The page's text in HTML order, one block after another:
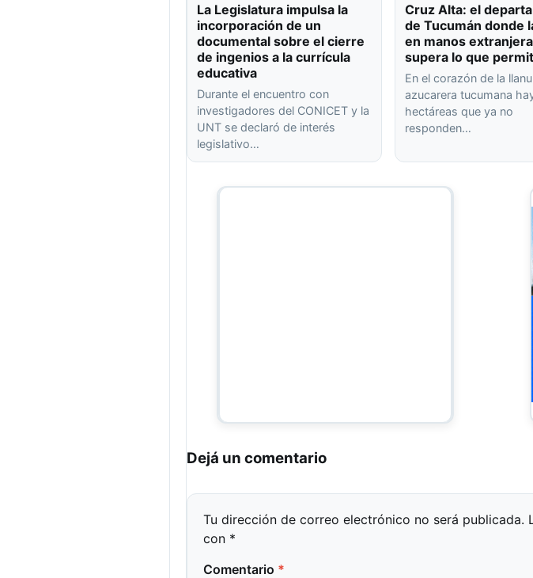
La Legislatura impulsa la
incorporación de un
documental sobre el cierre
de ingenios a la currícula
educativa
Durante el encuentro con
investigadores del CONICET y la
UNT se declaró de interés
legislativo…
Cruz Alta: el
de Tucumán donde
en manos
supera lo que
En el corazón de la
azucarera tucumana
hectáreas que ya no
responden…
Dejá un comentario
Tu dirección de correo electrónico no será publicada.
con *
Comentario *